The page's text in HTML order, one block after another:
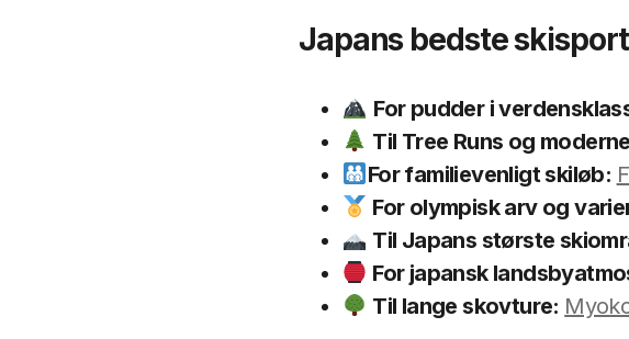
Japans bedste
For pudder i
Til Tree Runs og
For familievenligt skiløb:
For olympisk arv og
Til Japans største
For japansk
Til lange skovture: